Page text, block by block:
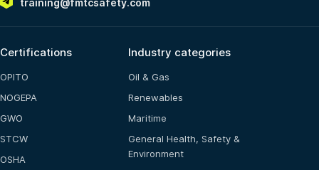
Certifications
OPITO
NOGEPA
GWO
STCW
OSHA
Industry categories
Oil & Gas
Renewables
Maritime
General Health, Safety &
Environment